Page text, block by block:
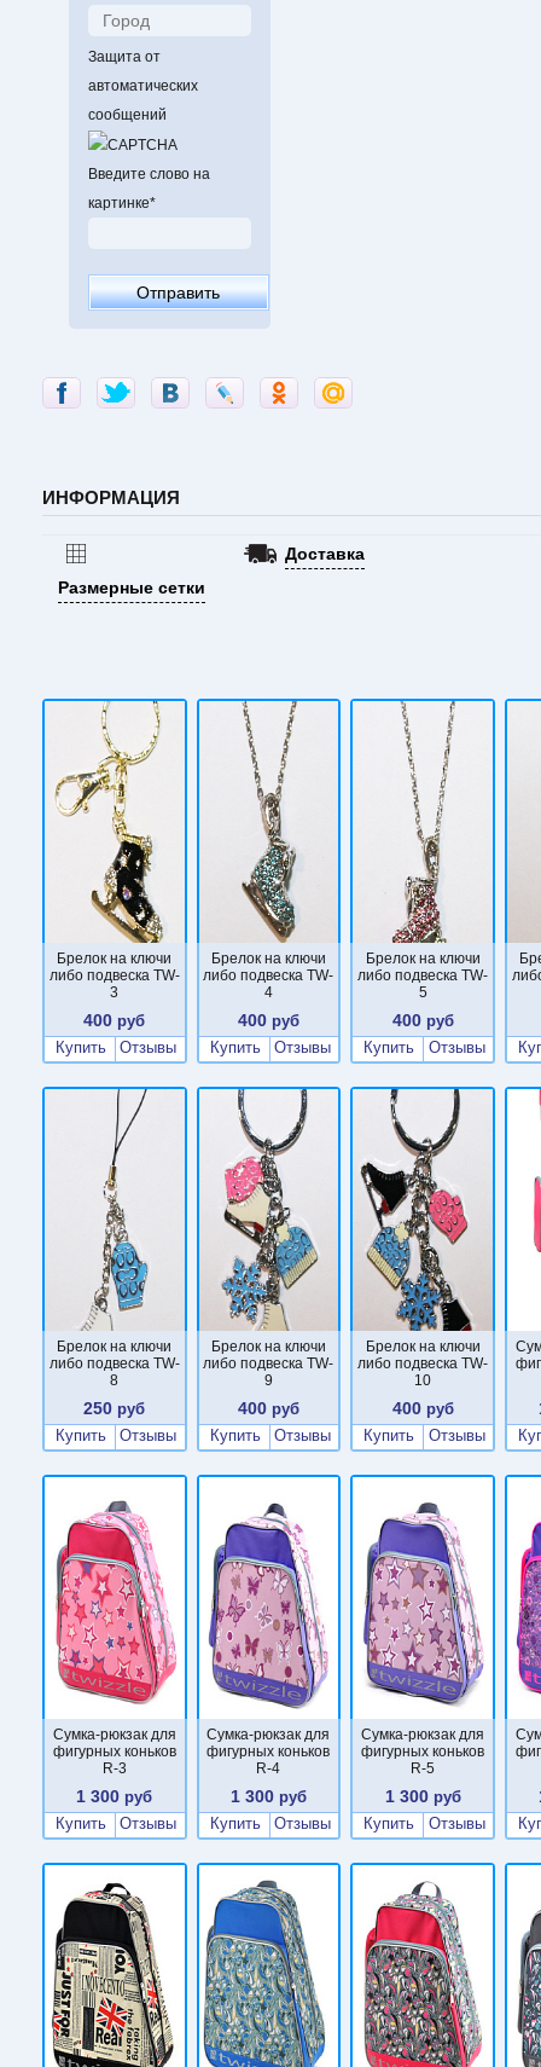
Защита от
автоматических
сообщений
Введите слово на
картинке*
ИНФОРМАЦИЯ
Размерные сетки
Доставка
Брелок на ключи
либо подвеска TW-
3
400 руб
Купить
Отзывы
Брелок на ключи
либо подвеска TW-
4
400 руб
Купить
Отзывы
Брелок на ключи
либо подвеска TW-
5
400руб
Купить
Отзывы
Брелок на ключи
либо подвеска TW-
8
250 руб
Купить
Отзывы
Брелок на ключи
либо подвеска TW-
9
400 руб
Купить
Отзывы
Брелок на ключи
либо подвеска TW-
10
400руб
Купить
Отзывы
Сумка-рюкзак для
фигурных коньков
R-3
1 300 руб
Купить
Отзывы
Сумка-рюкзак для
фигурных коньков
R-4
1 300 руб
Купить
Отзывы
Сумка-рюкзак для
фигурных коньков
R-5
1 300руб
Купить
Отзывы